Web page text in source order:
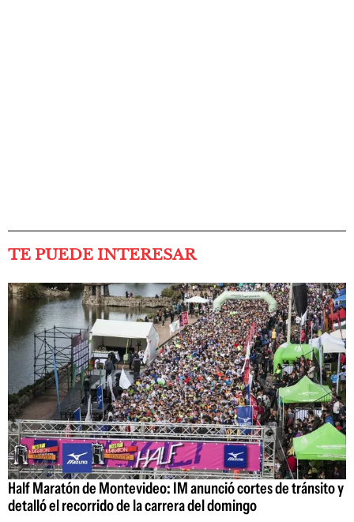
TE PUEDE INTERESAR
Half Maratón de Montevideo: IM anunció cortes de tránsito y
detalló el recorrido de la carrera del domingo